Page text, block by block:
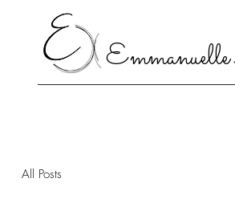
All Posts